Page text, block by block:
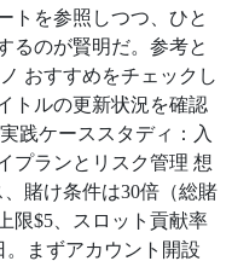
トを参照しつつ、ひと
るのが賢明だ。参考と
おすすめをチェックし
トルの更新状況を確認
践ケーススタディ：入
プランとリスク管理 想
賭け条件は30倍（総賭
限$5、スロット貢献率
。まずアカウント開設